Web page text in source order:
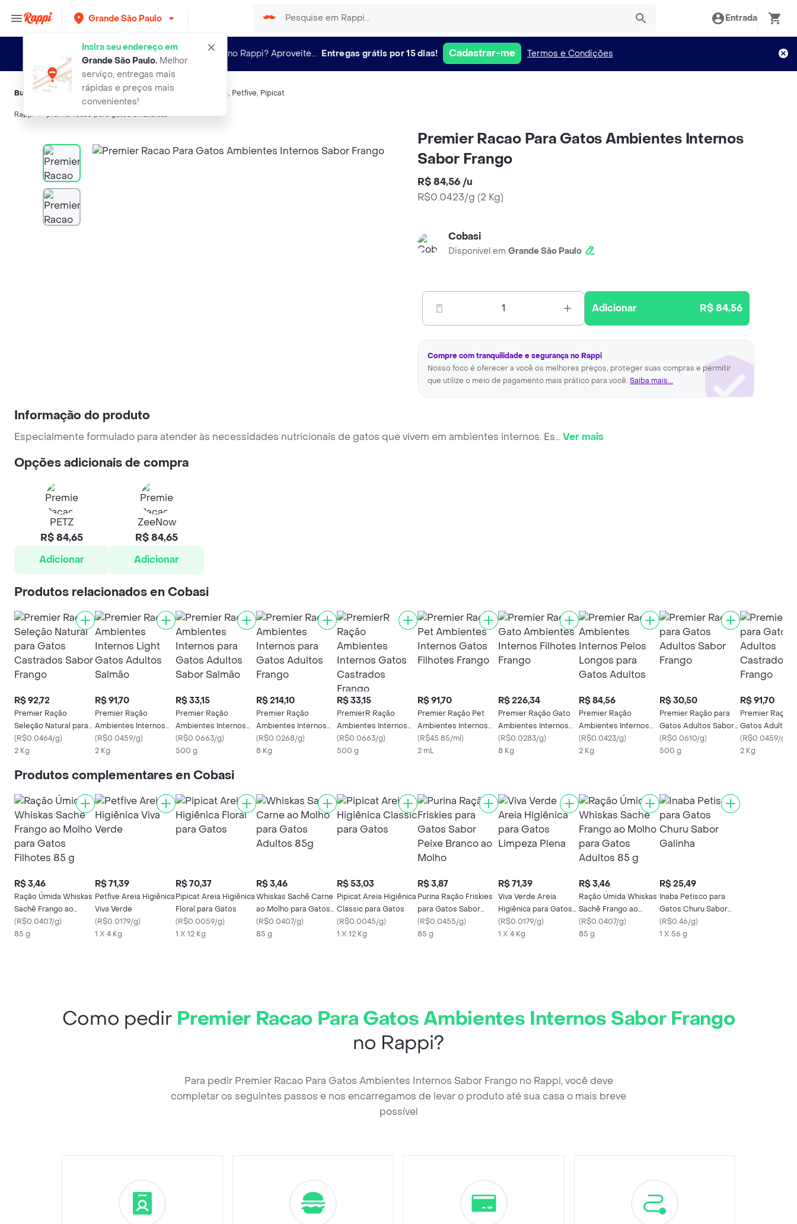
Grande São Paulo
Insira seu endereço em
Grande São Paulo.Melhor
serviço, entregas mais
rápidas e preços mais
convenientes!
Entrada
Novo no Rappi? Aproveite... Entregas grátis por 15 dias! Cadastrar-me Termos e Condições
Buscas relacionadas:Alimento para gatos,Premier Whiskas, Petfive, Pipicat
Rappi premier racao para gatos ambientes
Premier Racao Para Gatos Ambientes Internos
Sabor Frango
R$ 84,56 /u
R$0.0423/g (2 Kg)
Cobasi
Disponível em Grande São Paulo
1 Adicionar R$ 84,56
Compre com tranquilidade e segurança no Rappi
Nosso foco é oferecer a você os melhores preços, proteger suas compras e permitir
que utilize o meio de pagamento mais prático para você. Saiba mais...
Informação do produto
Especialmente formulado para atender às necessidades nutricionais de gatos que vivem em ambientes internos. Es...Ver mais
Opções adicionais de compra
PETZ
R$ 84,65
Adicionar
ZeeNow
R$ 84,65
Adicionar
Produtos relacionados en Cobasi
R$ 92,72
Premier Ração
Seleção Natural para
Gatos Castrados
Sabor Frango
(R$0.0464/g)
2 Kg
R$ 91,70
Premier Ração
Ambientes Internos
Light Gatos Adultos
Salmão
(R$0.0459/g)
2 Kg
R$ 33,15
Premier Ração
Ambientes Internos
para Gatos Adultos
Sabor Salmão
(R$0.0663/g)
500 g
R$ 214,10
Premier Ração
Ambientes Internos
para Gatos Adultos
Frango
(R$0.0268/g)
8 Kg
R$ 33,15
PremierR Ração
Ambientes Internos
Gatos Castrados
Frango
(R$0.0663/g)
500 g
R$ 91,70
Premier Ração Pet
Ambientes Internos
Gatos Filhotes Frango
(R$45.85/ml)
2 mL
R$ 226,34
Premier Ração Gato
Ambientes Internos
Filhotes Frango
(R$0.0283/g)
8 Kg
R$ 84,56
Premier Ração
Ambientes Internos
Pelos Longos para
Gatos Adultos
(R$0.0423/g)
2 Kg
R$ 30,50
Premier Ração para
Gatos Adultos Sabor
Frango
(R$0.0610/g)
500 g
R$ 91,70
Premier Ração
Gatos Adultos
Castrados
Frango
(R$0.0459/g
2 Kg
Produtos complementares en Cobasi
R$ 3,46
Ração Úmida Whiskas
Sachê Frango ao
Molho para Gatos
Filhotes 85 g
(R$0.0407/g)
85 g
R$ 71,39
Petfive Areia Higiênica
Viva Verde
(R$0.0179/g)
1 X 4 Kg
R$ 70,37
Pipicat Areia Higiênica
Floral para Gatos
(R$0.0059/g)
1 X 12 Kg
R$ 3,46
Whiskas Sachê Carne
ao Molho para Gatos
Adultos 85g
(R$0.0407/g)
85 g
R$ 53,03
Pipicat Areia Higiênica
Classic para Gatos
(R$0.0045/g)
1 X 12 Kg
R$ 3,87
Purina Ração Friskies
para Gatos Sabor
Peixe Branco ao Molho
(R$0.0455/g)
85 g
R$ 71,39
Viva Verde Areia
Higiênica para Gatos
Limpeza Plena
(R$0.0179/g)
1 X 4 Kg
R$ 3,46
Ração Úmida Whiskas
Sachê Frango ao
Molho para Gatos
Adultos 85 g
(R$0.0407/g)
85 g
R$ 25,49
Inaba Petisco para
Gatos Churu Sabor
Galinha
(R$0.46/g)
1 X 56 g
Como pedir Premier Racao Para Gatos Ambientes Internos Sabor Frango
no Rappi?
Para pedir Premier Racao Para Gatos Ambientes Internos Sabor Frango no Rappi, você deve
completar os seguintes passos e nos encarregamos de levar o produto até sua casa o mais breve
possível